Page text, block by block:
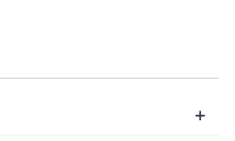
+